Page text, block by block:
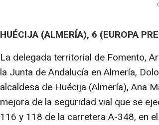
HUÉCIJA (ALMERÍA), 6 (EUROPA
La delegada territorial de Fomento,
la Junta de Andalucía en Almería,
alcaldesa de Huécija (Almería), Ana
mejora de la seguridad vial que se
116 y 118 de la carretera A-348, en